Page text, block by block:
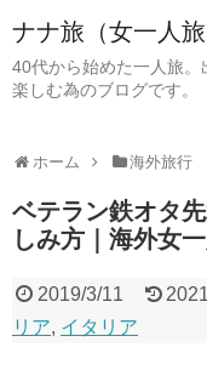
ナナ旅（女一人旅
40代から始めた一人旅
楽しむ為のブログです。
ホーム 海外旅行
ベテラン鉄オタ
しみ方｜海外女
2019/3/11
リア, イタリア